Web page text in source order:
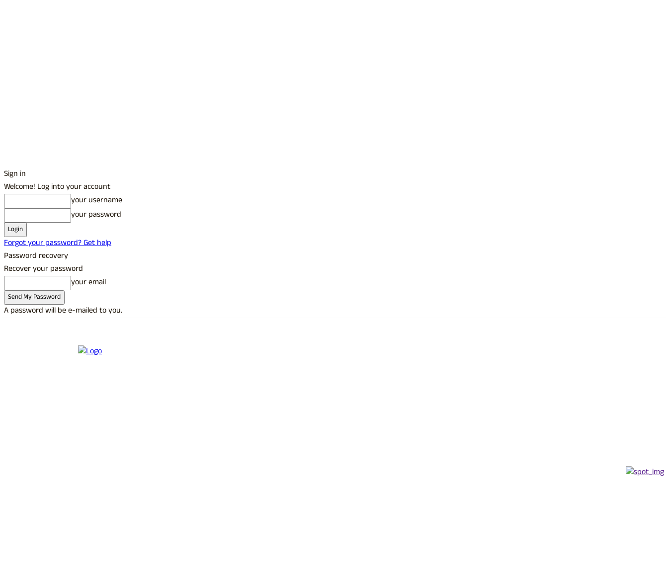
Sign in
Welcome! Log into your account
your username
your password
Forgot your password? Get help
Password recovery
Recover your password
your email
A password will be e-mailed to you.